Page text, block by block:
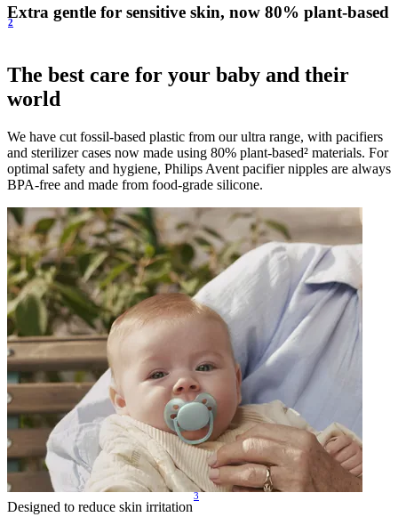
Extra gentle for sensitive skin, now 80% plant-based
2
The best care for your baby and th eir
world
We have cut fossil-based plastic from our ultra range, with pacifiers
and sterilizer cases now made using 80% plant-based² materials. For
optimal safety and hygiene, Philips Avent pacifier nipples are always
BPA-free and made from food-grade silicone.
Designed to reduce skin irritation
3